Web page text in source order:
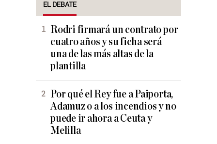
EL DEBATE
Rodri firmará un contrato por
cuatro años y su ficha será
una de las más altas de la
plantilla
Por qué el Rey fue a Paiporta,
Adamuz o a los incendios y no
puede ir ahora a Ceuta y
Melilla